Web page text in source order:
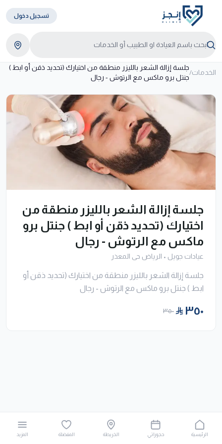
تسجيل دخول
الخدمات/
جلسة إزالة الشعر بالليزر منطقة من اختيارك (تحديد ذقن أو ابط )
جنتل برو ماكس مع الرتوش - رجال
جلسة إزالة الشعر بالليزر منطقة من
اختيارك (تحديد ذقن أو ابط ) جنتل برو
ماكس مع الرتوش - رجال
عيادات جويل • الرياض حى المعذر
جلسة إزالة الشعر بالليزر منطقة من اختيارك (تحديد ذقن أو
ابط ) جنتل برو ماكس مع الرتوش - رجال
٣٥٠ ٣٥٠
الرئيسية حجوزاتي الخريطة المفضلة المزيد